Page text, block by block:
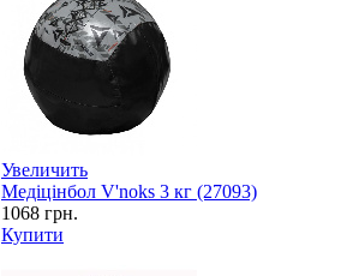
Увеличить
Медіцінбол V'noks 3 кг (27093)
1068 грн.
Купити